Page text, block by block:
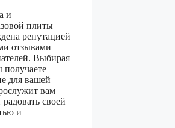
и
плиты
репутацией
отзывами
Выбирая
получаете
для вашей
вам
своей
и